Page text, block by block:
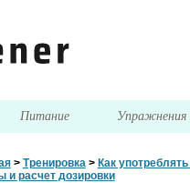
Питание Упражнения
> Тренировка > Как
и расчет дозировки